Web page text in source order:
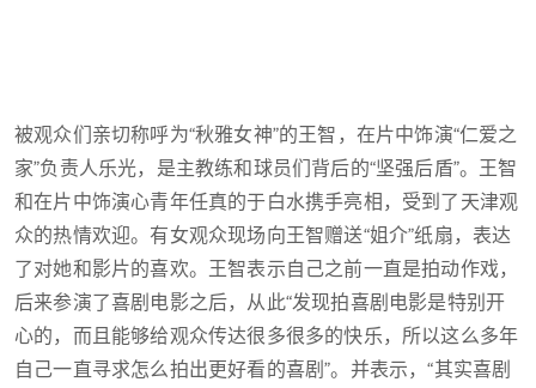
被观众们亲切称呼为“秋雅女神”的王智，在片中饰演“仁爱之
家”负责人乐光，是主教练和球员们背后的“坚强后盾”。王智
和在片中饰演心青年任真的于白水携手亮相，受到了天津观
众的热情欢迎。有女观众现场向王智赠送“姐介”纸扇，表达
了对她和影片的喜欢。王智表示自己之前一直是拍动作戏，
后来参演了喜剧电影之后，从此“发现拍喜剧电影是特别开
心的，而且能够给观众传达很多很多的快乐，所以这么多年
自己一直寻求怎么拍出更好看的喜剧”。并表示，“其实喜剧